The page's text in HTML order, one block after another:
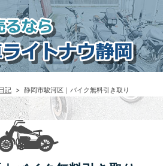
記 > 静岡市駿河区｜バイク無料引き取り